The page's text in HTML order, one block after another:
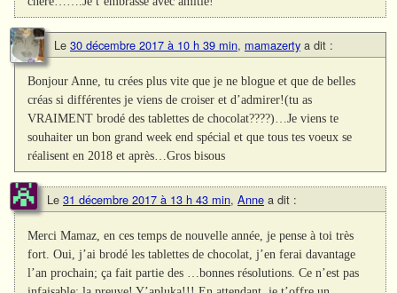
Le 30 décembre 2017 à 10 h 39 min, mamazerty a dit :
Bonjour Anne, tu crées plus vite que je ne blogue et que de belles
créas si différentes je viens de croiser et d’admirer!(tu as
VRAIMENT brodé des tablettes de chocolat????)…Je viens te
souhaiter un bon grand week end spécial et que tous tes voeux se
réalisent en 2018 et après…Gros bisous
Le 31 décembre 2017 à 13 h 43 min, Anne a dit :
Merci Mamaz, en ces temps de nouvelle année, je pense à toi très
fort. Oui, j’ai brodé les tablettes de chocolat, j’en ferai davantage
l’an prochain; ça fait partie des …bonnes résolutions. Ce n’est pas